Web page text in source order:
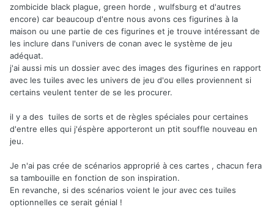
zombicide black plague, green horde , wulfsburg et d'autres
encore) car beaucoup d'entre nous avons ces figurines à la
maison ou une partie de ces figurines et je trouve intéressant de
les inclure dans l'univers de conan avec le système de jeu
adéquat.
j'ai aussi mis un dossier avec des images des figurines en rapport
avec les tuiles avec les univers de jeu d'ou elles proviennent si
certains veulent tenter de se les procurer.
il y a des tuiles de sorts et de règles spéciales pour certaines
d'entre elles qui j'éspère apporteront un ptit souffle nouveau en
jeu.
Je n'ai pas crée de scénarios approprié à ces cartes , chacun fera
sa tambouille en fonction de son inspiration.
En revanche, si des scénarios voient le jour avec ces tuiles
optionnelles ce serait génial !